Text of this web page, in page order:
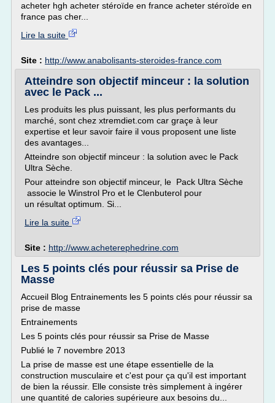
acheter hgh acheter stéroïde en france acheter stéroïde en
france pas cher...
Lire la suite
Site : http://www.anabolisants-steroides-france.com
Atteindre son objectif minceur : la solution
avec le Pack ...
Les produits les plus puissant, les plus performants du
marché, sont chez xtremdiet.com car graçe à leur
expertise et leur savoir faire il vous proposent une liste
des avantages...
Atteindre son objectif minceur : la solution avec le Pack
Ultra Sèche.
Pour atteindre son objectif minceur, le Pack Ultra Sèche
associe le Winstrol Pro et le Clenbuterol pour
un résultat optimum. Si...
Lire la suite
Site : http://www.acheterephedrine.com
Les 5 points clés pour réussir sa Prise de
Masse
Accueil Blog Entrainements les 5 points clés pour réussir sa
prise de masse
Entrainements
Les 5 points clés pour réussir sa Prise de Masse
Publié le 7 novembre 2013
La prise de masse est une étape essentielle de la
construction musculaire et c'est pour ça qu'il est important
de bien la réussir. Elle consiste très simplement à ingérer
une quantité de calories supérieure aux besoins du...